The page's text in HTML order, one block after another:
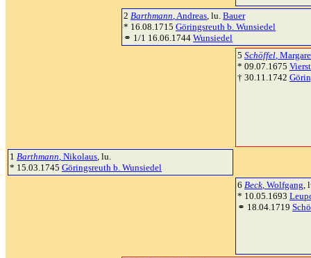
2 Barthmann, Andreas, lu. Bauer
* 16.08.1715 Göringsreuth b. Wunsiedel
⚭ 1/1 16.06.1744 Wunsiedel
5 Schöffel,
* 09.07.1675
† 30.11.1742
1 Barthmann, Nikolaus, lu.
* 15.03.1745 Göringsreuth b. Wunsiedel
6 Beck, Wolfgang,
* 10.05.1693
⚭ 18.04.1719